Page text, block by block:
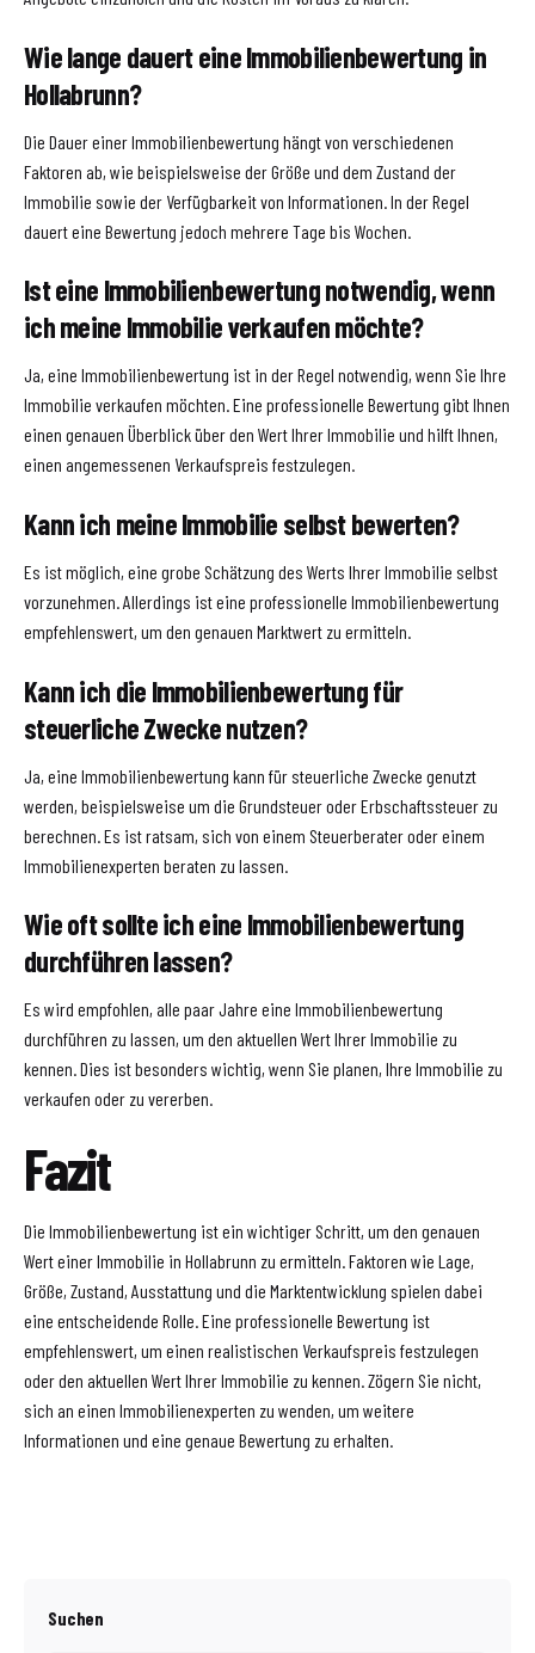
Wie lange dauert eine Immobilienbewertung in
Hollabrunn?
Die Dauer einer Immobilienbewertung hängt von verschiedenen
Faktoren ab, wie beispielsweise der Größe und dem Zustand der
Immobilie sowie der Verfügbarkeit von Informationen. In der Regel
dauert eine Bewertung jedoch mehrere Tage bis Wochen.
Ist eine Immobilienbewertung notwendig, wenn
ich meine Immobilie verkaufen möchte?
Ja, eine Immobilienbewertung ist in der Regel notwendig, wenn Sie Ihre
Immobilie verkaufen möchten. Eine professionelle Bewertung gibt Ihnen
einen genauen Überblick über den Wert Ihrer Immobilie und hilft Ihnen,
einen angemessenen Verkaufspreis festzulegen.
Kann ich meine Immobilie selbst bewerten?
Es ist möglich, eine grobe Schätzung des Werts Ihrer Immobilie selbst
vorzunehmen. Allerdings ist eine professionelle Immobilienbewertung
empfehlenswert, um den genauen Marktwert zu ermitteln.
Kann ich die Immobilienbewertung für
steuerliche Zwecke nutzen?
Ja, eine Immobilienbewertung kann für steuerliche Zwecke genutzt
werden, beispielsweise um die Grundsteuer oder Erbschaftssteuer zu
berechnen. Es ist ratsam, sich von einem Steuerberater oder einem
Immobilienexperten beraten zu lassen.
Wie oft sollte ich eine Immobilienbewertung
durchführen lassen?
Es wird empfohlen, alle paar Jahre eine Immobilienbewertung
durchführen zu lassen, um den aktuellen Wert Ihrer Immobilie zu
kennen. Dies ist besonders wichtig, wenn Sie planen, Ihre Immobilie zu
verkaufen oder zu vererben.
Fazit
Die Immobilienbewertung ist ein wichtiger Schritt, um den genauen
Wert einer Immobilie in Hollabrunn zu ermitteln. Faktoren wie Lage,
Größe, Zustand, Ausstattung und die Marktentwicklung spielen dabei
eine entscheidende Rolle. Eine professionelle Bewertung ist
empfehlenswert, um einen realistischen Verkaufspreis festzulegen
oder den aktuellen Wert Ihrer Immobilie zu kennen. Zögern Sie nicht,
sich an einen Immobilienexperten zu wenden, um weitere
Informationen und eine genaue Bewertung zu erhalten.
Suchen